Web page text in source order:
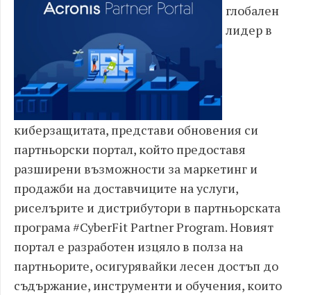
глобален
лидер в
киберзащитата, представи обновения си
партньорски портал, който предоставя
разширени възможности за маркетинг и
продажби на доставчиците на услуги,
риселърите и дистрибутори в партньорската
програма #CyberFit Partner Program. Новият
портал е разработен изцяло в полза на
партньорите, осигурявайки лесен достъп до
съдържание, инструменти и обучения, които